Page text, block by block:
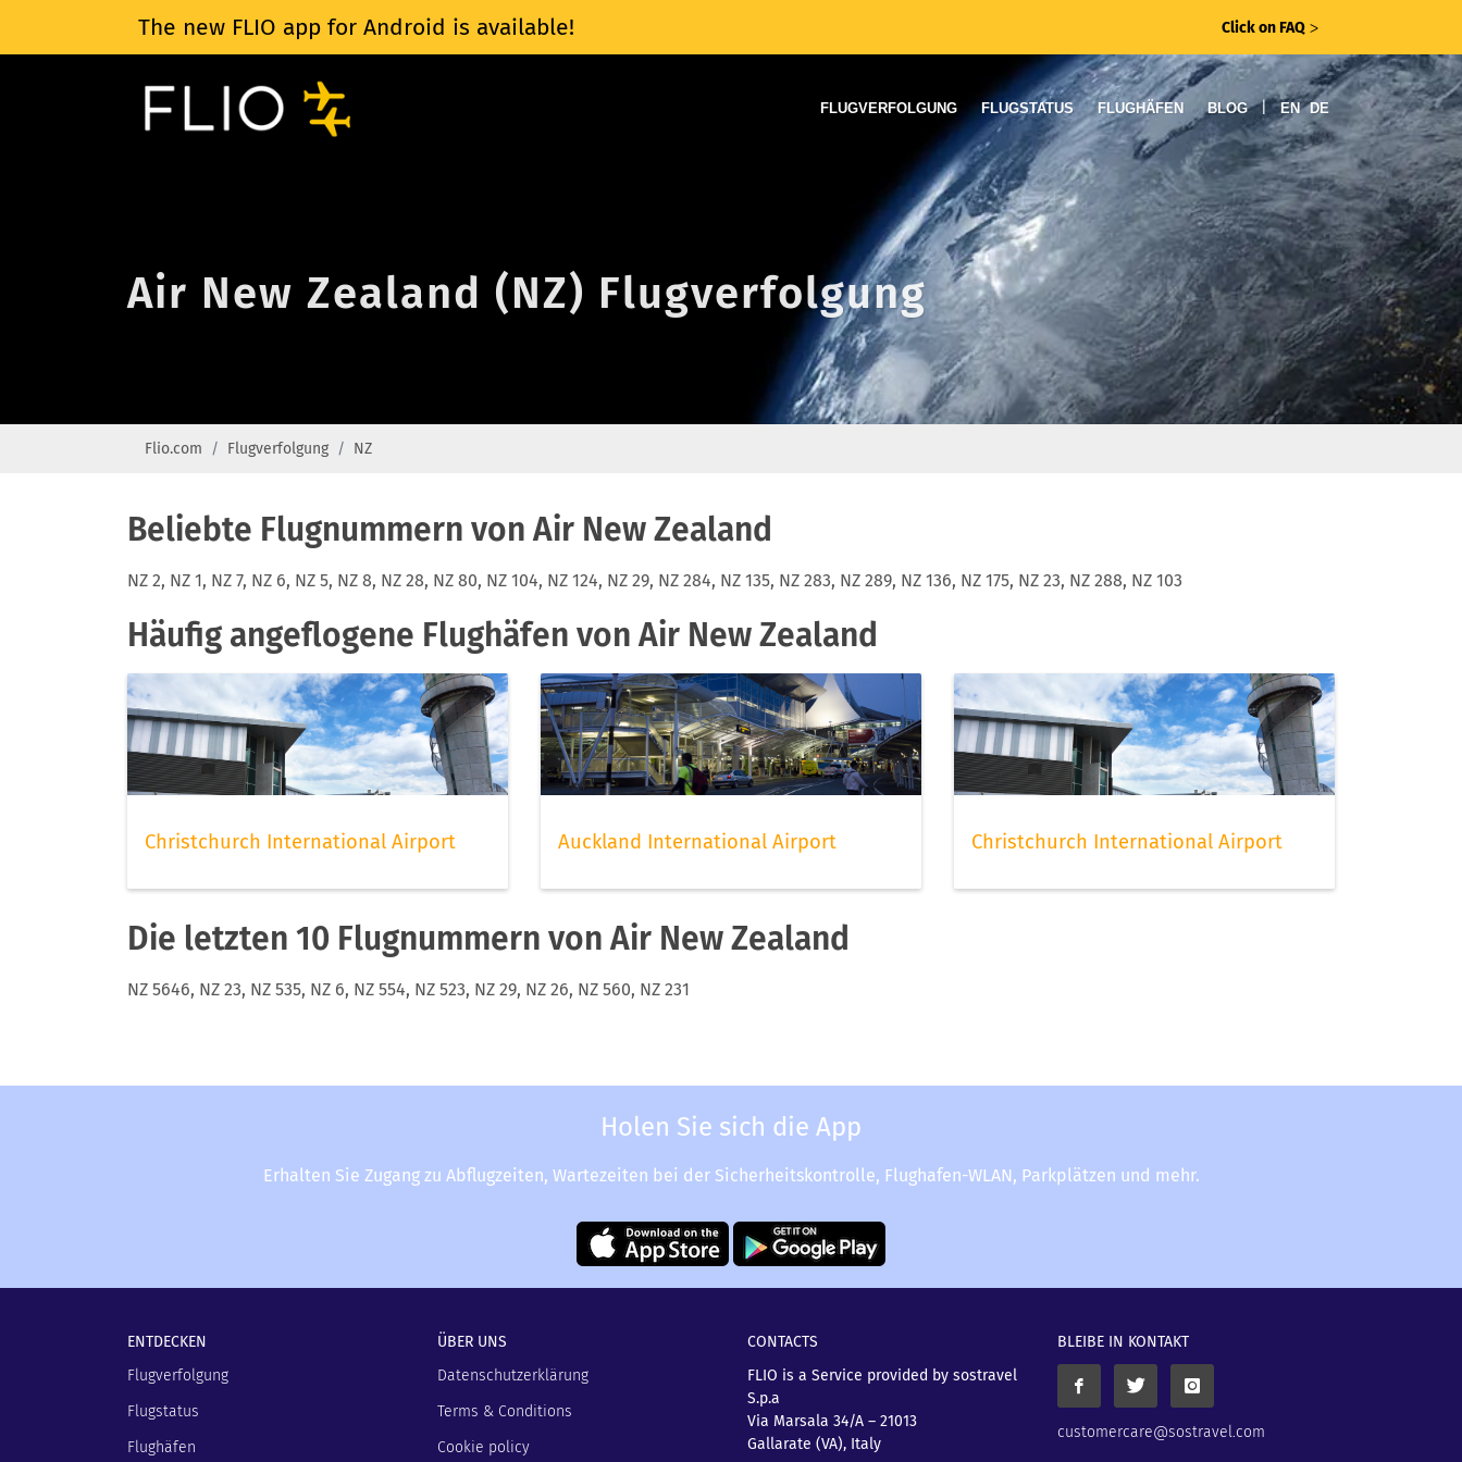
The new FLIO app for Android is available! Click on FAQ ᐳ
FLUGVERFOLGUNG FLUGSTATUS FLUGHÄFEN BLOG | EN DE
Air New Zealand (NZ) Flugverfolgung
Flio.com Flugverfolgung NZ
Beliebte Flugnummern von Air New Zealand
NZ 2, NZ 1, NZ 7, NZ 6, NZ 5, NZ 8, NZ 28, NZ 80, NZ 104, NZ 124, NZ 29, NZ 284, NZ 135, NZ 283, NZ 289, NZ 136, NZ 175, NZ 23, NZ 288, NZ 103
Häufig angeflogene Flughäfen von Air New Zealand
Christchurch International Airport Auckland International Airport Christchurch International Airport
Die letzten 10 Flugnummern von Air New Zealand
NZ 5646, NZ 23, NZ 535, NZ 6, NZ 554, NZ 523, NZ 29, NZ 26, NZ 560, NZ 231
Holen Sie sich die App
Erhalten Sie Zugang zu Abflugzeiten, Wartezeiten bei der Sicherheitskontrolle, Flughafen-WLAN, Parkplätzen und mehr.
ENTDECKEN
Flugverfolgung
Flugstatus
Flughäfen
ÜBER UNS
Datenschutzerklärung
Terms & Conditions
Cookie policy
CONTACTS
FLIO is a Service provided by sostravel
S.p.a
Via Marsala 34/A – 21013
Gallarate (VA), Italy
BLEIBE IN KONTAKT
customercare@sostravel.com